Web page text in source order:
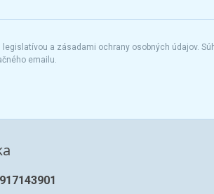
a zásadami ochrany osobných údajov.
emailu.